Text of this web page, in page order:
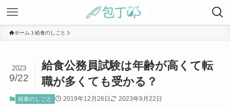
ホーム 給食のしごと
給食公務員試験は年齢が高くて転
職が多くても受かる？
2023
9/22
給食のしごと 2019年12月26日 2023年9月22日